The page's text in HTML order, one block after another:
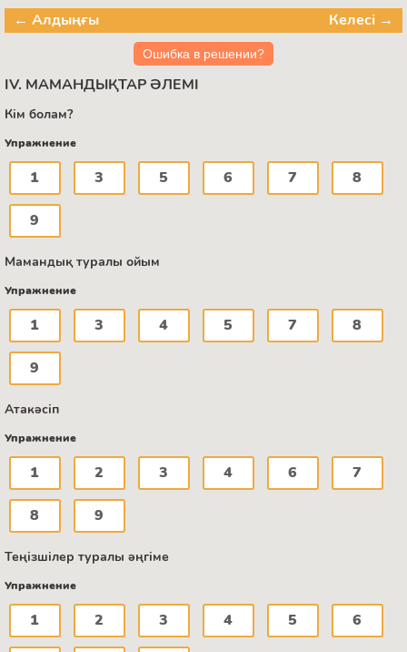
← Алдыңғы Келесі →
Ошибка в решении?
IV. МАМАНДЫҚТАР ӘЛЕМІ
Кім болам?
Упражнение
1 3 5 6 7 8
9
Мамандық туралы ойым
Упражнение
1 3 4 5 7 8
9
Атакәсіп
Упражнение
1 2 3 4 6 7
8 9
Теңізшілер туралы әңгіме
Упражнение
1 2 3 4 5 6